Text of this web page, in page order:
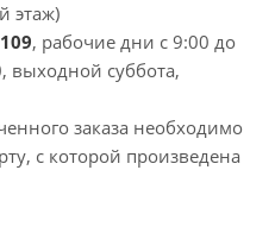
этаж)
, рабочие дни с 9:00 до
выходной суббота,
заказа необходимо
с которой произведена